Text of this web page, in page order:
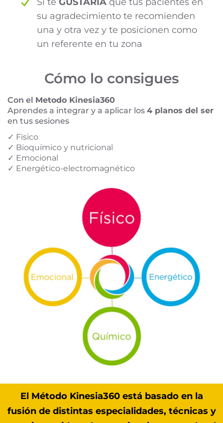
Si te GUSTARÍA que tus pacientes en
su agradecimiento te recomienden
una y otra vez y te posicionen como
un referente en tu zona
Cómo lo consigues
Con el Metodo Kinesia360
Aprendes a integrar y a aplicar los 4 planos del ser
en tus sesiones
✓ Fisico
✓ Bioquímico y nutricional
✓ Emocional
✓ Energético-electromagnético
El Método Kinesia360 está basado en la
fusión de distintas especialidades, técnicas y